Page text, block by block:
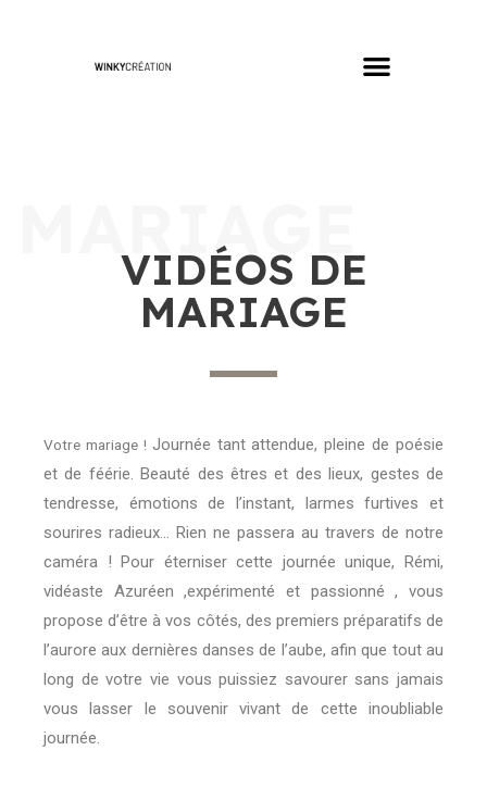
MARIAGE
VIDÉOS DE
MARIAGE
Votre mariage ! Journée tant attendue, pleine de poésie
et de féérie. Beauté des êtres et des lieux, gestes de
tendresse, émotions de l’instant, larmes furtives et
sourires radieux… Rien ne passera au travers de notre
caméra ! Pour éterniser cette journée unique, Rémi,
vidéaste Azuréen ,expérimenté et passionné , vous
propose d’être à vos côtés, des premiers préparatifs de
l’aurore aux dernières danses de l’aube, afin que tout au
long de votre vie vous puissiez savourer sans jamais
vous lasser le souvenir vivant de cette inoubliable
journée.